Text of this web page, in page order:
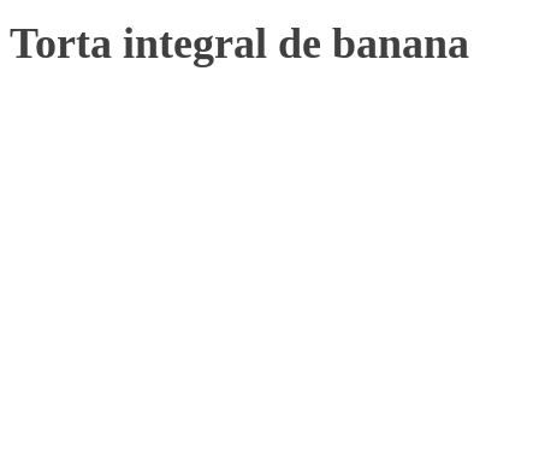
Torta integral de banana